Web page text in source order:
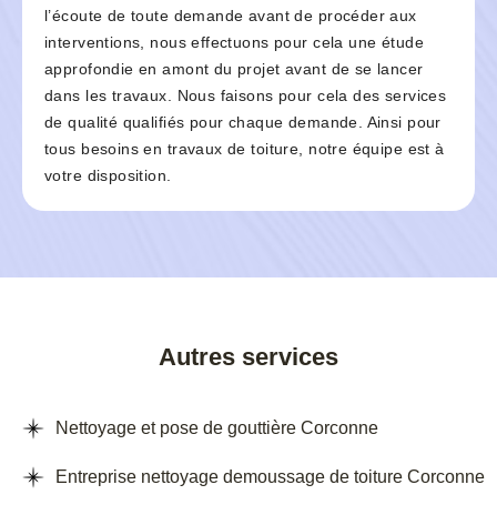
l’écoute de toute demande avant de procéder aux
interventions, nous effectuons pour cela une étude
approfondie en amont du projet avant de se lancer
dans les travaux. Nous faisons pour cela des services
de qualité qualifiés pour chaque demande. Ainsi pour
tous besoins en travaux de toiture, notre équipe est à
votre disposition.
Autres services
Nettoyage et pose de gouttière Corconne
Entreprise nettoyage demoussage de toiture Corconne